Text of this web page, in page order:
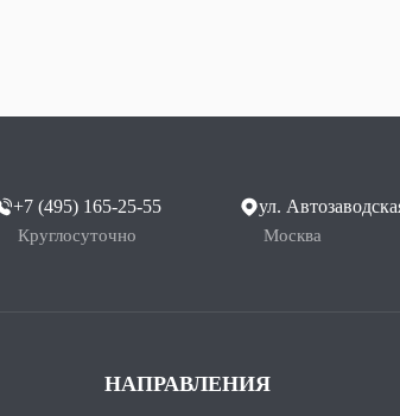
Круглосуточно
+7 (495) 165-25-55
Москва
ул.
НАПРАВЛЕНИЯ